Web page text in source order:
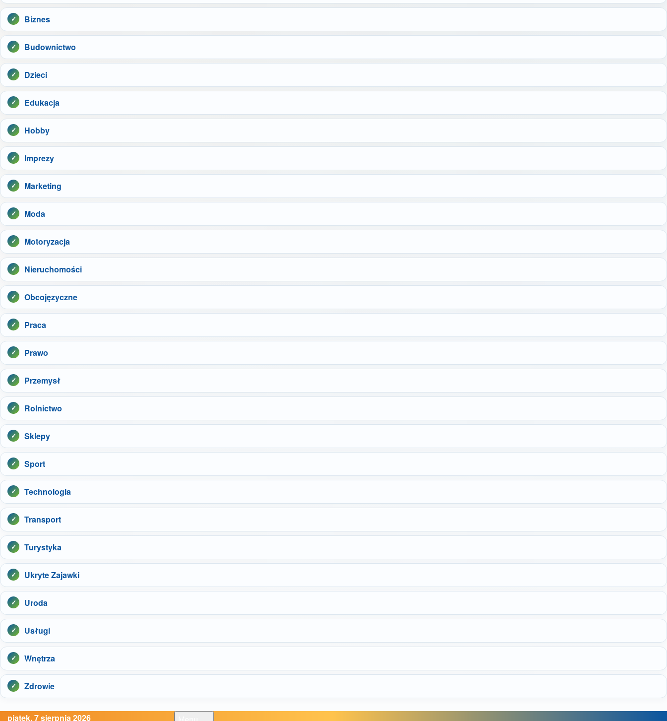
Biznes
Budownictwo
Dzieci
Edukacja
Hobby
Imprezy
Marketing
Moda
Motoryzacja
Nieruchomości
Obcojęzyczne
Praca
Prawo
Przemysł
Rolnictwo
Sklepy
Sport
Technologia
Transport
Turystyka
Ukryte Zajawki
Uroda
Usługi
Wnętrza
Zdrowie
piątek, 7 sierpnia 2026